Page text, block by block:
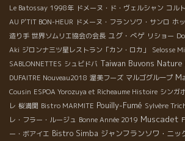
Le Batossay 1998年 ドメーヌ・ド・ヴェルシャン コル
AU P'TIT BON-HEUR ドメーヌ・フランソワ・サンロ ホ
造り手 世界ソムリエ協会の会長 ユグ・べゲ リショー
Aki ジロンナ三ツ星レストラン「カン・ロカ」 Selosse
SABLONNETTES シュビドバ Taiwan Buvons Nature
DUFAITRE Nouveau2018 渥美フーズ マルゴグループ
Cousin ESPOA Yorozuya et Richeaume Histoire シンガ
レ 桜満開 Bistro MARMITE Pouilly-Fumé Sylvère
レ・フラー・ルージュ Bonne Année 2019 Muscadet
ー・ボアイエ Bistro Simba ジャンフランソワ・ニッ